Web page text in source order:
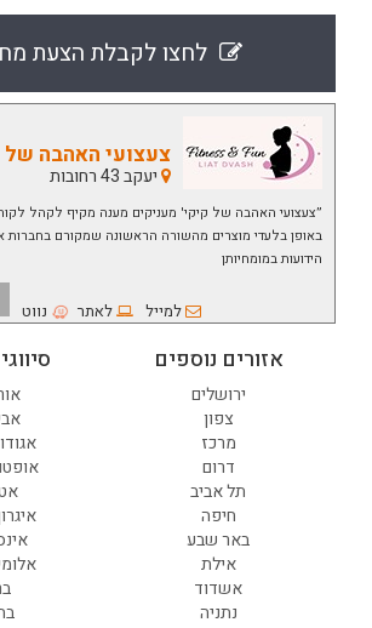
לחצו לקבלת הצעת
צעצועי האהבה של
יעקב 43 רחובות
”צעצועי האהבה של קיקי' מעניקים מענה מקיף לקהל
באופן בלעדי מוצרים מהשורה הראשונה שמקורם בחברות
הידועות במומחיותן
למייל לאתר נווט
אזורים נוספים
ירושלים
צפון
מרכז
דרום
תל אביב
חיפה
באר שבע
אילת
אשדוד
נתניה